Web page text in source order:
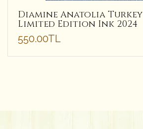
Diamine Anatolia Turkey
Limited Edition Ink 2024
550.00TL